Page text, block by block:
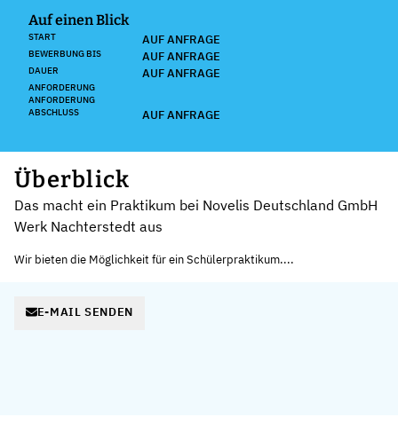
Auf einen Blick
START AUF ANFRAGE
BEWERBUNG BIS AUF ANFRAGE
DAUER AUF ANFRAGE
ANFORDERUNG
ANFORDERUNG
ABSCHLUSS
AUF ANFRAGE
Überblick
Das macht ein Praktikum bei Novelis Deutschland GmbH
Werk Nachterstedt aus
Wir bieten die Möglichkeit für ein Schülerpraktikum....
E-MAIL SENDEN